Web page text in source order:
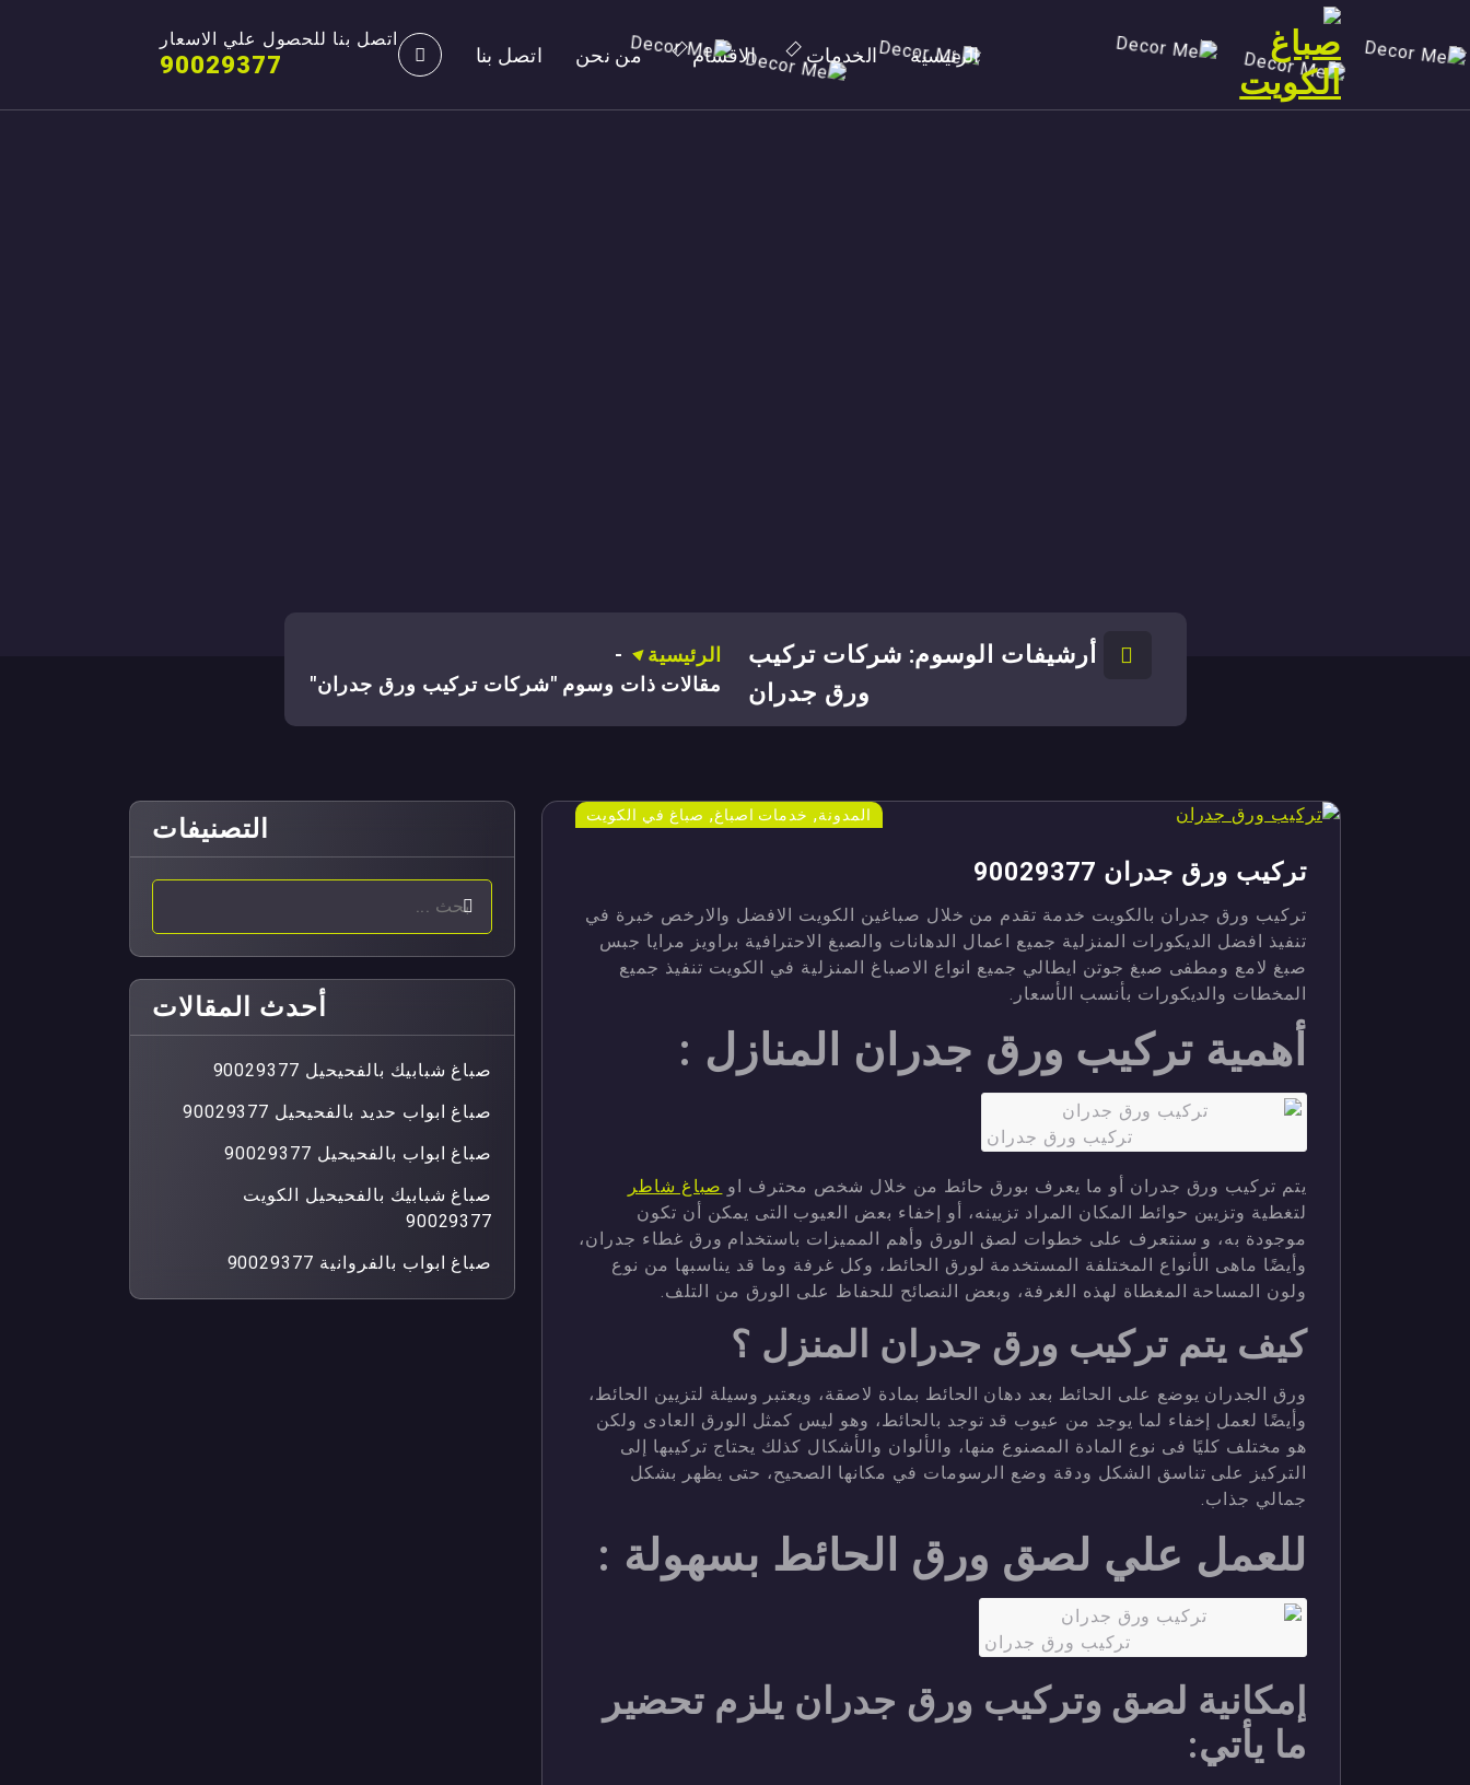
content
الرئيسية الخدمات الاقسام من نحن اتصل بنا
اتصل بنا للحصول علي الاسعار
90029377
أرشيفات الوسوم: شركات تركيب
ورق جدران
الرئيسية
-
مقالات ذات وسوم "شركات تركيب ورق جدران"
المدونة, خدمات اصباغ, صباغ في الكويت
تركيب ورق جدران 90029377
تركيب ورق جدران بالكويت خدمة تقدم من خلال صباغين الكويت الافضل والارخص خبرة في
تنفيذ افضل الديكورات المنزلية جميع اعمال الدهانات والصبغ الاحترافية براويز مرايا جبس
صبغ لامع ومطفى صبغ جوتن ايطالي جميع انواع الاصباغ المنزلية في الكويت تنفيذ جميع
المخطات والديكورات بأنسب الأسعار.
أهمية تركيب ورق جدران المنازل :
تركيب ورق جدران
يتم تركيب ورق جدران أو ما يعرف بورق حائط من خلال شخص محترف او صباغ شاطر
لتغطية وتزيين حوائط المكان المراد تزيينه، أو إخفاء بعض العيوب التى يمكن أن تكون
موجودة به، و سنتعرف على خطوات لصق الورق وأهم المميزات باستخدام ورق غطاء جدران،
وأيضًا ماهى الأنواع المختلفة المستخدمة لورق الحائط، وكل غرفة وما قد يناسبها من نوع
ولون المساحة المغطاة لهذه الغرفة، وبعض النصائح للحفاظ على الورق من التلف.
كيف يتم تركيب ورق جدران المنزل ؟
ورق الجدران يوضع على الحائط بعد دهان الحائط بمادة لاصقة، ويعتبر وسيلة لتزيين الحائط،
وأيضًا لعمل إخفاء لما يوجد من عيوب قد توجد بالحائط، وهو ليس كمثل الورق العادى ولكن
هو مختلف كليًا فى نوع المادة المصنوع منها، والألوان والأشكال كذلك يحتاج تركيبها إلى
التركيز على تناسق الشكل ودقة وضع الرسومات في مكانها الصحيح، حتى يظهر بشكل
جمالي جذاب.
للعمل علي لصق ورق الحائط بسهولة :
تركيب ورق جدران
إمكانية لصق وتركيب ورق جدران يلزم تحضير
ما يأتي:
التصنيفات
أحدث المقالات
صباغ شبابيك بالفحيحيل 90029377
صباغ ابواب حديد بالفحيحيل 90029377
صباغ ابواب بالفحيحيل 90029377
صباغ شبابيك بالفحيحيل الكويت
90029377
صباغ ابواب بالفروانية 90029377